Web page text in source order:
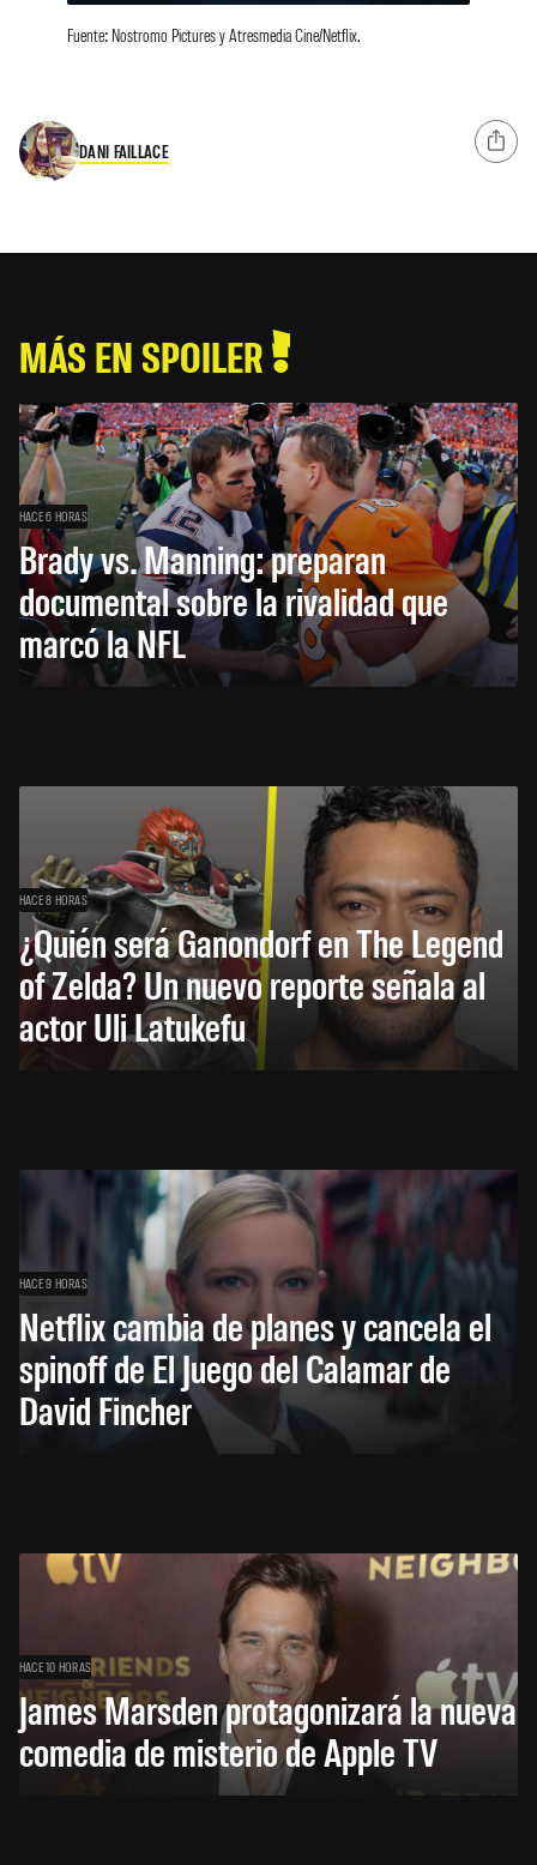
Fuente: Nostromo Pictures y Atresmedia Cine/Netflix.
DANI FAILLACE
MÁS EN SPOILER
HACE 6 HORAS
Brady vs. Manning: preparan
documental sobre la rivalidad que
marcó la NFL
HACE 8 HORAS
¿Quién será Ganondorf en The Legend
of Zelda? Un nuevo reporte señala al
actor Uli Latukefu
HACE 9 HORAS
Netflix cambia de planes y cancela el
spinoff de El Juego del Calamar de
David Fincher
HACE 10 HORAS
James Marsden protagonizará la nueva
comedia de misterio de Apple TV